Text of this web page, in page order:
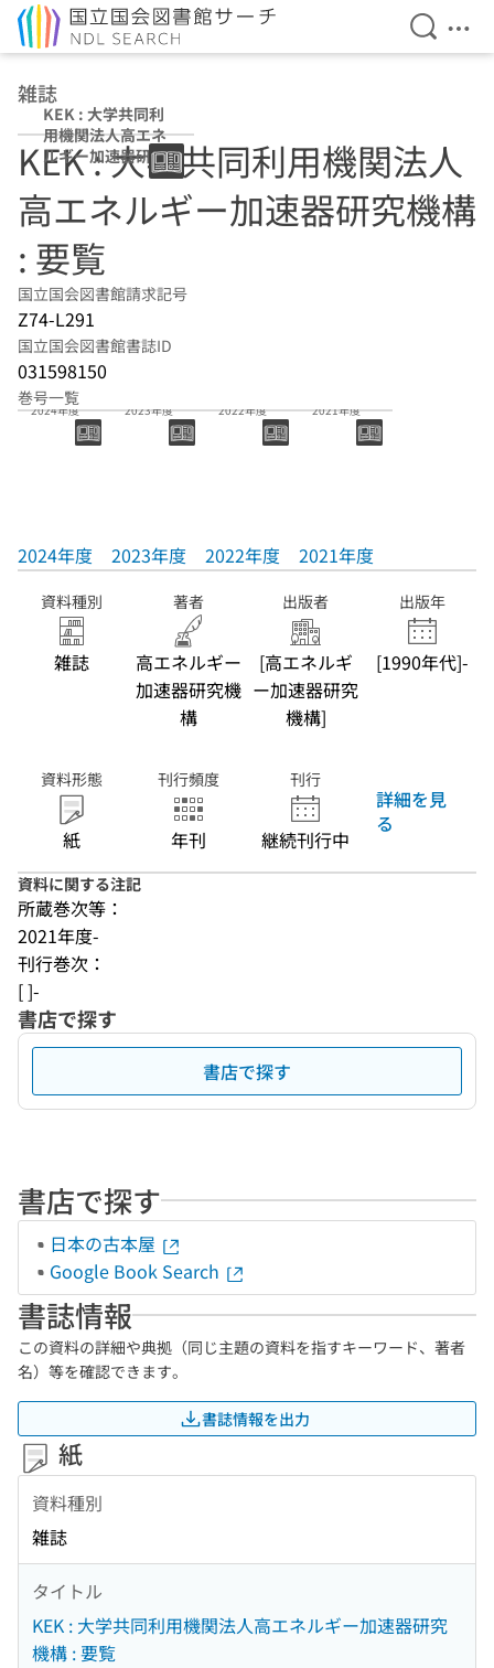
検索を
メ
雑誌
KEK : 大学共同利
用機関法人高エネ
ルギー加速器研究
機構 : 要覧
KEK : 大学共同利用機関法人
高エネルギー加速器研究機構
: 要覧
国立国会図書館請求記号
Z74-L291
国立国会図書館書誌ID
031598150
巻号一覧
2024年度
2024年度
2023年度
2023年度
2022年度
2022年度
2021年度
2021年度
資料種別
雑誌
著者
高エネルギー
加速器研究機
構
出版者
[高エネルギ
ー加速器研究
機構]
出版年
[1990年代]-
資料形態
紙
刊行頻度
年刊
刊行
継続刊行中
詳細を見
る
資料に関する注記
所蔵巻次等：
2021年度-
刊行巻次：
[ ]-
書店で探す
書店で探す
書店で探す
日本の古本屋
Google Book Search
書誌情報
この資料の詳細や典拠（同じ主題の資料を指すキーワード、著者
名）等を確認できます。
書誌情報を出力
紙
資料種別
雑誌
タイトル
KEK : 大学共同利用機関法人高エネルギー加速器研究
機構 : 要覧